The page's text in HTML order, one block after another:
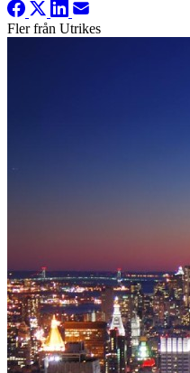
Fler från Utrikes